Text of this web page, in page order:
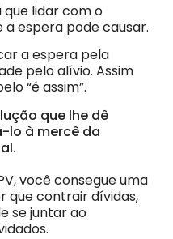
lidar com o
espera pode causar.
a espera pela
pelo alívio. Assim
“é assim”.
que lhe dê
lo à mercê da
você consegue uma
que contrair dívidas,
se juntar ao